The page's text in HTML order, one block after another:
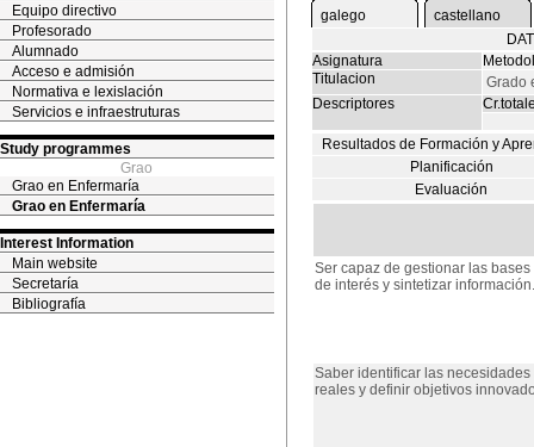
Equipo directivo
Profesorado
Alumnado
Acceso e admisión
Normativa e lexislación
Servicios e infraestruturas
Study programmes
Grao
Grao en Enfermaría
Grao en Enfermaría
Interest Information
Main website
Secretaría
Bibliografía
galego
castellano
Asignatura
Titulacion
Grado
Descriptores
Resultados de Formación y
Planificación
Evaluación
Ser capaz de gestionar las
de interés y sintetizar información.
Saber identificar las
reales y definir objetivos